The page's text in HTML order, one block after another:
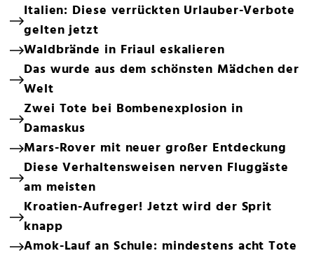
Italien: Diese verrückten Urlauber-Verbote
gelten jetzt
Waldbrände in Friaul eskalieren
Das wurde aus dem schönsten Mädchen der
Welt
Zwei Tote bei Bombenexplosion in
Damaskus
Mars-Rover mit neuer großer Entdeckung
Diese Verhaltensweisen nerven Fluggäste
am meisten
Kroatien-Aufreger! Jetzt wird der Sprit
knapp
Amok-Lauf an Schule: mindestens acht Tote